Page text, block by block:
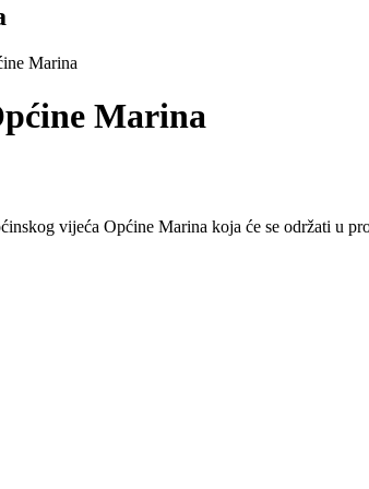
Marina
Marina
vijeća Općine Marina koja će se održati u